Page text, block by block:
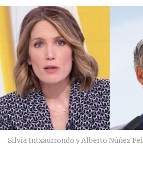
Silvia Intxaurrondo y Alberto Núñez